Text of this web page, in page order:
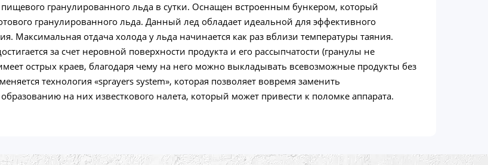
гранулированного льда в сутки. Оснащен встроенным бункером, который
гранулированного льда. Данный лед обладает идеальной для эффективного
Максимальная отдача холода у льда начинается как раз вблизи температуры таяния.
за счет неровной поверхности продукта и его рассыпчатости (гранулы не
острых краев, благодаря чему на него можно выкладывать всевозможные продукты без
технология «sprayers system», которая позволяет вовремя заменить
на них известкового налета, который может привести к поломке аппарата.